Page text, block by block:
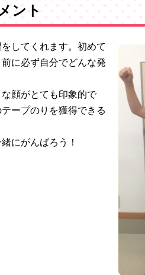
ント
してくれます。初めて
に必ず自分でどんな発
顔がとても印象的で
ープのりを獲得できる
にがんばろう！